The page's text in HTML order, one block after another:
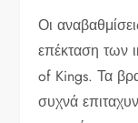
Οι
επέκταση των
of Kings. Τα
συχνά